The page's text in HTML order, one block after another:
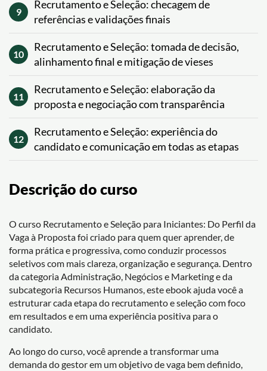
9
Recrutamento e Seleção: checagem de
referências e validações finais
10
Recrutamento e Seleção: tomada de decisão,
alinhamento final e mitigação de vieses
11
Recrutamento e Seleção: elaboração da
proposta e negociação com transparência
12
Recrutamento e Seleção: experiência do
candidato e comunicação em todas as etapas
Descrição do curso
O curso Recrutamento e Seleção para Iniciantes: Do Perfil da
Vaga à Proposta foi criado para quem quer aprender, de
forma prática e progressiva, como conduzir processos
seletivos com mais clareza, organização e segurança. Dentro
da categoria Administração, Negócios e Marketing e da
subcategoria Recursos Humanos, este ebook ajuda você a
estruturar cada etapa do recrutamento e seleção com foco
em resultados e em uma experiência positiva para o
candidato.
Ao longo do curso, você aprende a transformar uma
demanda do gestor em um objetivo de vaga bem definido,